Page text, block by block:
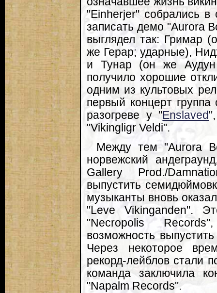
"Einherjer" собрались в
записать демо "Aurora
выглядел так: Гримар
же Герар; ударные),
и Тунар (он же
получило хорошие
одним из культовых
первый концерт
разогреве у "Enslaved
"Vikingligr Veldi".
Между тем "Aurora
норвежский
Gallery Prod./
выпустить
музыканты вновь
"Leve Vikinganden".
"Necropolis
возможность
Через некоторое
рекорд-лейблов стали
команда заключила
"Napalm Records".